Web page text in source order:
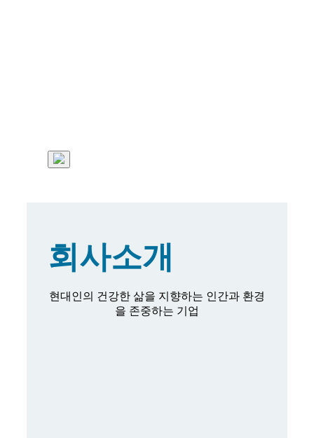
회사소개
현대인의 건강한 삶을 지향하는 인간과 환경
을 존중하는 기업